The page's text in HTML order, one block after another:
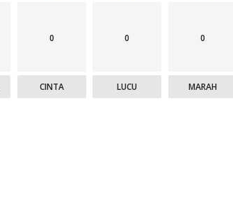
0
CINTA
0
LUCU
0
MARAH